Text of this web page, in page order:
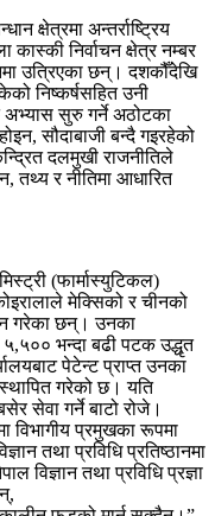
क्षेत्रमा अन्तर्राष्ट्रिय
कास्की निर्वाचन क्षेत्र नम्बर
उत्रिएका छन्। दशकौँदेखि
निष्कर्षसहित उनी
अभ्यास सुरु गर्ने अठोटका
सौदाबाजी बन्दै गइरहेको
दलमुखी राजनीतिले
तथ्य र नीतिमा आधारित
(फार्मास्युटिकल)
मेक्सिको र चीनको
गरेका छन्। उनका
५,५०० भन्दा बढी पटक उद्धृत
पेटेन्ट प्राप्त उनका
गरेको छ। यति
सेवा गर्ने बाटो रोजे।
विभागीय प्रमुखका रूपमा
तथा प्रविधि प्रतिष्ठानमा
विज्ञान तथा प्रविधि प्रज्ञा